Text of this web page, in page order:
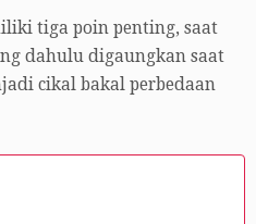
tiga poin penting, saat
dahulu digaungkan saat
cikal bakal perbedaan